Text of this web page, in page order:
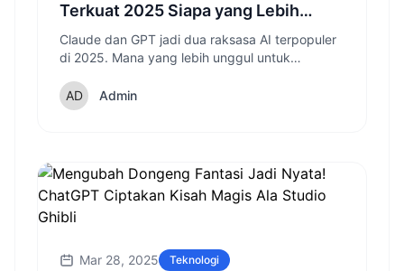
Terkuat 2025 Siapa yang Lebih
Cerdas?
Claude dan GPT jadi dua raksasa AI terpopuler
di 2025. Mana yang lebih unggul untuk
Admin
Mar 28, 2025 Teknologi